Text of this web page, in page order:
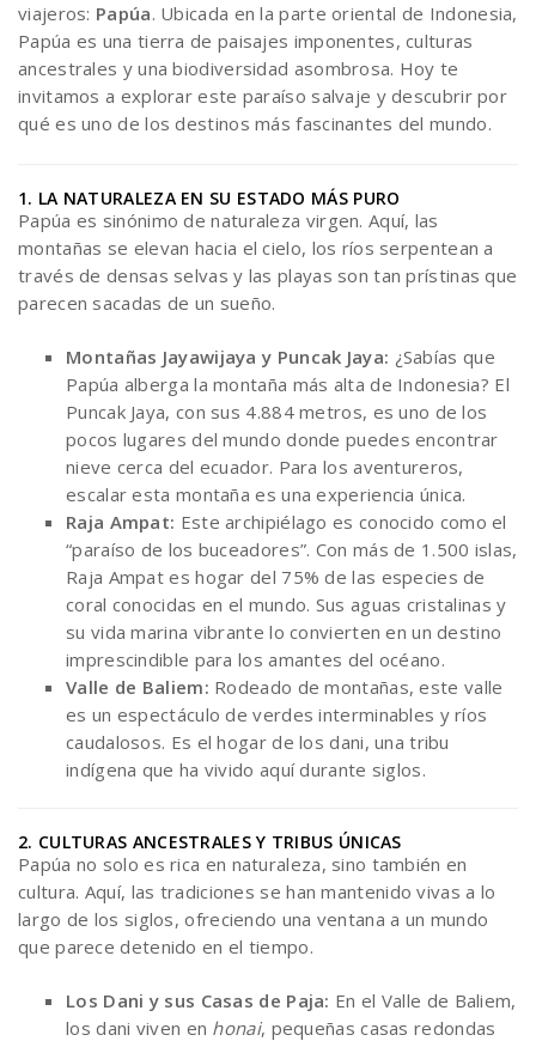
viajeros: Papúa. Ubicada en la parte oriental de Indonesia,
Papúa es una tierra de paisajes imponentes, culturas
ancestrales y una biodiversidad asombrosa. Hoy te
invitamos a explorar este paraíso salvaje y descubrir por
qué es uno de los destinos más fascinantes del mundo.
1. LA NATURALEZA EN SU ESTADO MÁS PURO
Papúa es sinónimo de naturaleza virgen. Aquí, las
montañas se elevan hacia el cielo, los ríos serpentean a
través de densas selvas y las playas son tan prístinas que
parecen sacadas de un sueño.
Montañas Jayawijaya y Puncak Jaya: ¿Sabías que
Papúa alberga la montaña más alta de Indonesia? El
Puncak Jaya, con sus 4.884 metros, es uno de los
pocos lugares del mundo donde puedes encontrar
nieve cerca del ecuador. Para los aventureros,
escalar esta montaña es una experiencia única.
Raja Ampat: Este archipiélago es conocido como el
“paraíso de los buceadores”. Con más de 1.500 islas,
Raja Ampat es hogar del 75% de las especies de
coral conocidas en el mundo. Sus aguas cristalinas y
su vida marina vibrante lo convierten en un destino
imprescindible para los amantes del océano.
Valle de Baliem: Rodeado de montañas, este valle
es un espectáculo de verdes interminables y ríos
caudalosos. Es el hogar de los dani, una tribu
indígena que ha vivido aquí durante siglos.
2. CULTURAS ANCESTRALES Y TRIBUS ÚNICAS
Papúa no solo es rica en naturaleza, sino también en
cultura. Aquí, las tradiciones se han mantenido vivas a lo
largo de los siglos, ofreciendo una ventana a un mundo
que parece detenido en el tiempo.
Los Dani y sus Casas de Paja: En el Valle de Baliem,
los dani viven en honai, pequeñas casas redondas